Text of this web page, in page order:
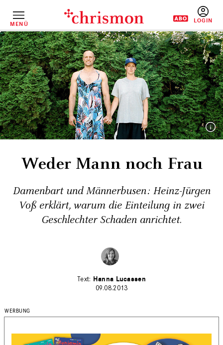
InhaltMENÜ
Weder Mann noch Frau
Damenbart und Männer­busen: Heinz-Jürgen
Voß ­erklärt, warum die Einteilung in zwei
Geschlechter Schaden anrichtet.
Hanna Lucassen
09.08.2013